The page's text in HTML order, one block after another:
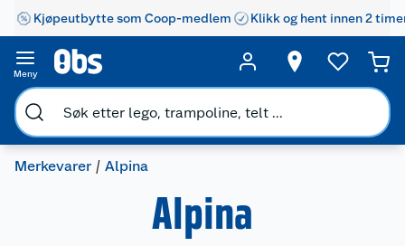
Kjøpeutbytte som Coop-medlem Klikk og hent innen 2
Meny
Merkevarer Alpina
Alpina